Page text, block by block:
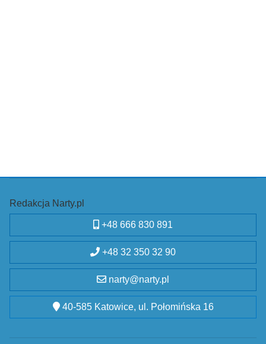
Redakcja Narty.pl
+48 666 830 891
+48 32 350 32 90
narty@narty.pl
40-585 Katowice, ul. Połomińska 16